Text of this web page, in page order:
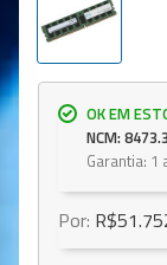
OK EM
NCM:
Garantia:
Por: